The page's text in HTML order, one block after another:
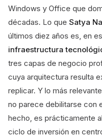
Windows y Office que
décadas. Lo que Satya
últimos diez años es, en
infraestructura
tres capas de negocio
cuya arquitectura resulta
replicar. Y lo más
no parece debilitarse con
hecho, es prácticamente
ciclo de inversión en